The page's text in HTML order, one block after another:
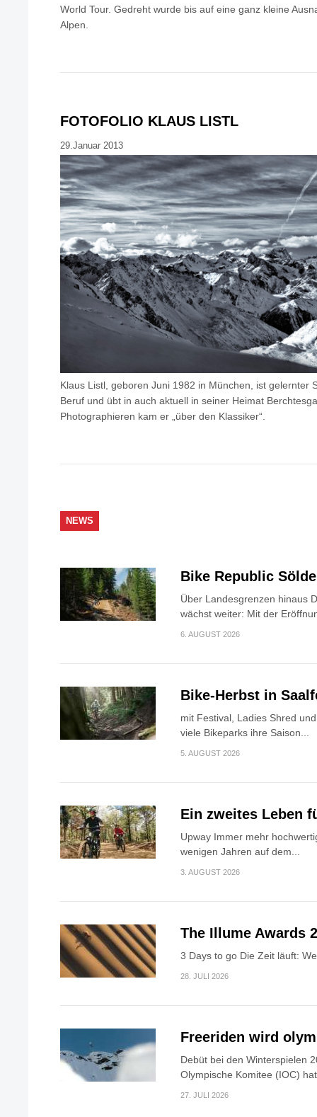
World Tour. Gedreht wurde bis auf eine ganz kleine
Alpen.
FOTOFOLIO KLAUS LISTL
29.Januar 2013
Klaus Listl, geboren Juni 1982 in München, ist gelernter
Beruf und übt in auch aktuell in seiner Heimat
Photographieren kam er „über den Klassiker“.
NEWS
Bike Republic
Über Landesgrenzen hinaus
wächst weiter: Mit der
6. AUGUST 2026
Bike-Herbst in
mit Festival, Ladies Shred
viele Bikeparks ihre Saison...
5. AUGUST 2026
Ein zweites Leben
Upway Immer mehr
wenigen Jahren auf dem...
3. AUGUST 2026
The Illume Awards
3 Days to go Die Zeit läuft:
28. JULI 2026
Freeriden wird
Debüt bei den Winterspielen
Olympische Komitee (IOC)
27. JULI 2026